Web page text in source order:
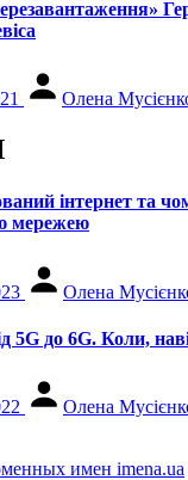
Олена
інтернет та
мережею
Олена
5G до 6G. Коли,
Олена